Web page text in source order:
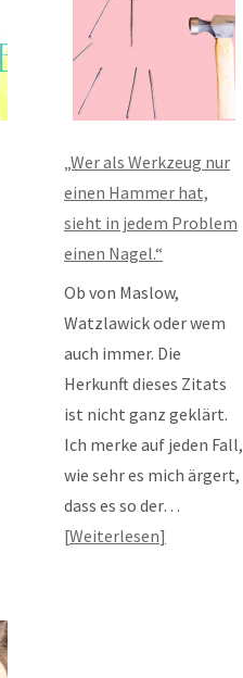
„Wer als Werkzeug nur
einen Hammer hat,
sieht in jedem Problem
einen Nagel.“
Ob von Maslow,
Watzlawick oder wem
auch immer. Die
Herkunft dieses Zitats
ist nicht ganz geklärt.
Ich merke auf jeden Fall,
wie sehr es mich ärgert,
dass es so der…
Weiterlesen